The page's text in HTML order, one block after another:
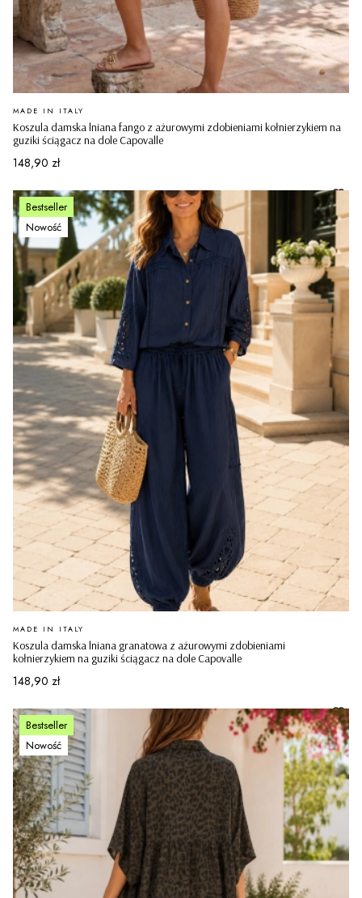
Koszula damska lniana fango z ażurowymi zdobieniami kołnierzykiem na
guziki ściągacz na dole Capovalle
PRODUCENT
MADE IN ITALY
Cena
148,90 zł
Bestseller
Nowość
Koszula damska lniana granatowa z ażurowymi zdobieniami
kołnierzykiem na guziki ściągacz na dole Capovalle
PRODUCENT
MADE IN ITALY
Cena
148,90 zł
Bestseller
Nowość